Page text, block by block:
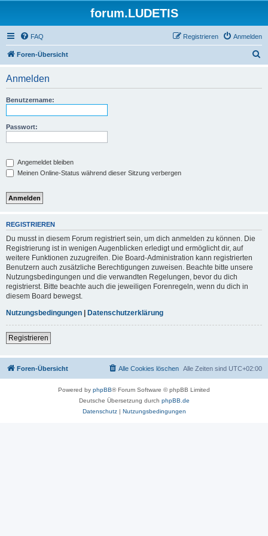
forum.LUDETIS
FAQ Anmelden
Registrieren
Foren-Übersicht
Anmelden
Benutzername:
Passwort:
Angemeldet bleiben
Meinen Online-Status während dieser Sitzung verbergen
REGISTRIEREN
Du musst in diesem Forum registriert sein, um dich anmelden zu können. Die
Registrierung ist in wenigen Augenblicken erledigt und ermöglicht dir, auf
weitere Funktionen zuzugreifen. Die Board-Administration kann registrierten
Benutzern auch zusätzliche Berechtigungen zuweisen. Beachte bitte unsere
Nutzungsbedingungen und die verwandten Regelungen, bevor du dich
registrierst. Bitte beachte auch die jeweiligen Forenregeln, wenn du dich in
diesem Board bewegst.
Nutzungsbedingungen | Datenschutzerklärung
Registrieren
Foren-Übersicht Alle Zeiten sind UTC+02:00
Alle Cookies löschen
Powered by phpBB® Forum Software © phpBB Limited
Deutsche Übersetzung durch phpBB.de
Datenschutz| Nutzungsbedingungen